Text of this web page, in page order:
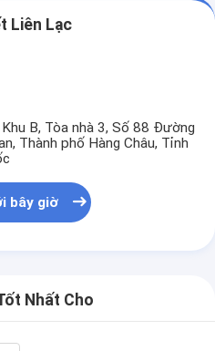
Liên Lạc
B, Tòa nhà 3, Số 88 Đường
Thành phố Hàng Châu, Tỉnh
bây giờ
Nhất Cho